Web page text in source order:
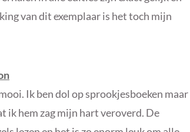
van dit exemplaar is het toch mijn
Ik ben dol op sprookjesboeken maar
ik hem zag mijn hart veroverd. De